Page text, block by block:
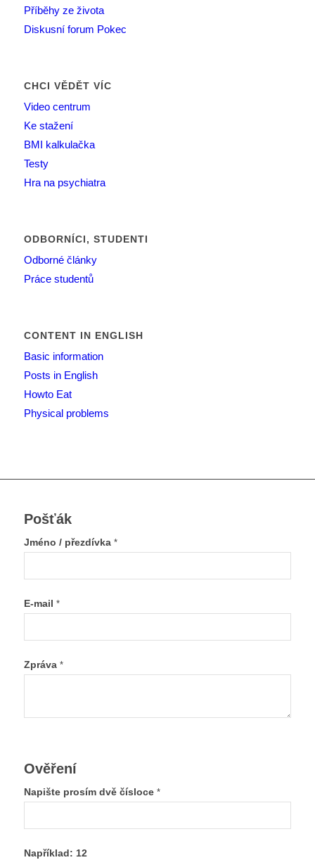
Příběhy ze života
Diskusní forum Pokec
CHCI VĚDĚT VÍC
Video centrum
Ke stažení
BMI kalkulačka
Testy
Hra na psychiatra
ODBORNÍCI, STUDENTI
Odborné články
Práce studentů
CONTENT IN ENGLISH
Basic information
Posts in English
Howto Eat
Physical problems
Pošťák
Jméno / přezdívka *
E-mail *
Zpráva *
Ověření
Napište prosím dvě čísloce *
Například: 12